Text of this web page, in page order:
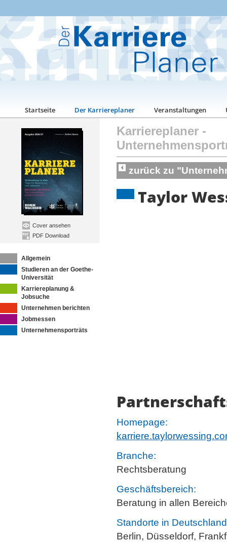
Startseite Der Karriereplaner Veranstaltungen
Cover ansehen
PDF Download
Allgemein
Studieren an der Goethe-
Universität
Karriereplanung &
Jobsuche
Unternehmen berichten
Jobmessen
Unternehmensporträts
Karriereplaner -
zurück zu
Taylor
Homepage:
Branche:
Rechtsberatung
Geschäftsbereich:
Beratung in allen
Standorte in
Berlin, Düsseldorf,